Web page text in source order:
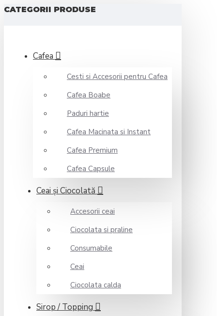
CATEGORII PRODUSE
Cafea
Cesti si Accesorii pentru Cafea
Cafea Boabe
Paduri hartie
Cafea Macinata si Instant
Cafea Premium
Cafea Capsule
Ceai şi Ciocolată
Accesorii ceai
Ciocolata si praline
Consumabile
Ceai
Ciocolata calda
Sirop / Topping